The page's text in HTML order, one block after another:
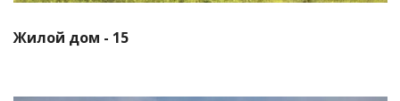
Жилой дом - 15